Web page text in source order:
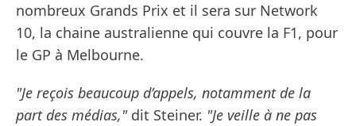
nombreux Grands Prix et il sera sur Network
10, la chaine australienne qui couvre la F1, pour
le GP à Melbourne.
"Je reçois beaucoup d’appels, notamment de la
part des médias,"dit Steiner. "Je veille à ne pas